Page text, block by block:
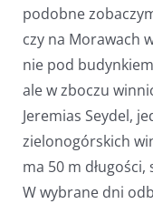
podobne
czy na Morawach
nie pod
ale w zboczu
Jeremias Seydel,
zielonogórskich
ma 50 m
W wybrane dni